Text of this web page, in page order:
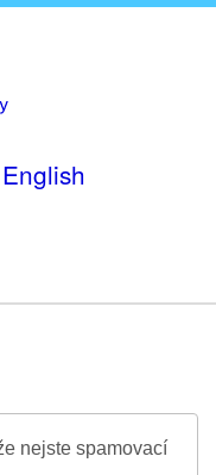
English
nejste spamovací